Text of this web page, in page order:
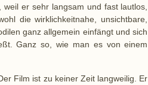
er sehr langsam und fast lautlos,
die wirklichkeitnahe, unsichtbare,
ganz allgemein einfängt und sich
Ganz so, wie man es von einem
Film ist zu keiner Zeit langweilig. Er